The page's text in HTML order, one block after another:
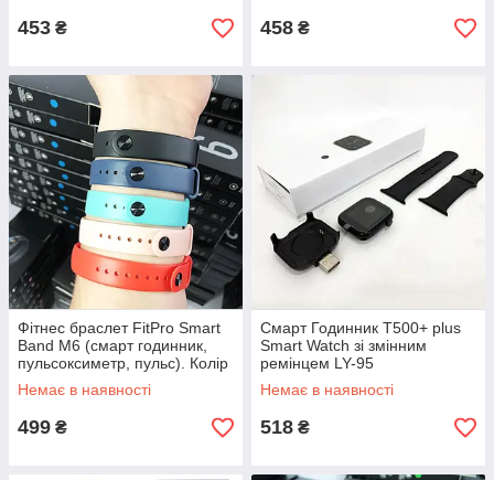
453 ₴ 458 ₴
Фітнес браслет FitPro Smart
Band M6 (смарт годинник,
пульсоксиметр, пульс). Колір
червоний AF-49
Немає в наявності
499 ₴
Смарт Годинник T500+ plus
Smart Watch зі змінним
ремінцем LY-95
Немає в наявності
518 ₴